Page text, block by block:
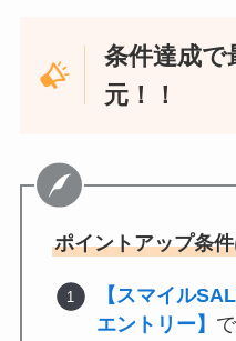
条件達成で
元！！
ポイントアップ条
【スマイル
エントリー】